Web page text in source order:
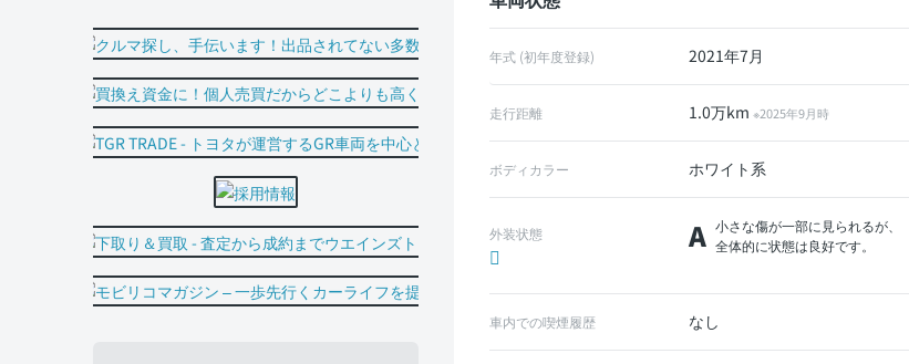
年式 (初年度登録) 2021年7月
走行距離 1.0万km ※2025年9月時
ボディカラー ホワイト系
外装状態 A 小さな傷が一部に見られるが、
全体的に状態は良好です。
車内での喫煙履歴 なし